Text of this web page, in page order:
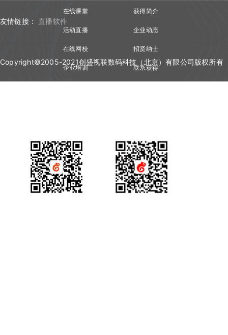
在线课堂
活动直播
在线网校
企业培训
获得简介
企业动态
招贤纳士
联系获得
友情链接： 直播软件
Copyright©2005-2021创盛视联数码科技（北京）有限公司版权所有